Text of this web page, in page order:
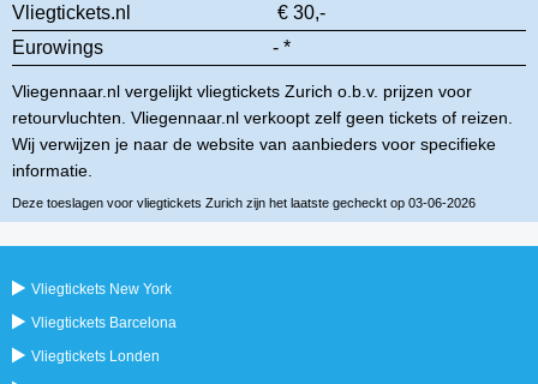
Vliegtickets.nl
€ 30,-
Eurowings
- *
Vliegennaar.nl vergelijkt vliegtickets Zurich o.b.v. prijzen voor
retourvluchten. Vliegennaar.nl verkoopt zelf geen tickets of reizen.
Wij verwijzen je naar de website van aanbieders voor specifieke
informatie.
Deze toeslagen voor vliegtickets Zurich zijn het laatste gecheckt op 03-06-2026
Vliegtickets New York
Vliegtickets Barcelona
Vliegtickets Londen